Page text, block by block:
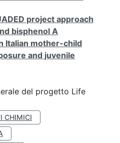
project approach
bisphenol A
Italian mother-child
and juvenile
del progetto Life
CHIMICI